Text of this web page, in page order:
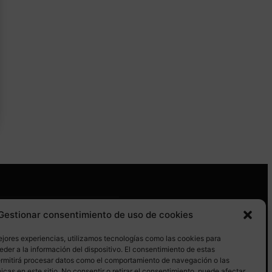
consentimiento de uso de cookies
experiencias, utilizamos tecnologías como las cookies para
a la información del dispositivo. El consentimiento de estas
procesar datos como el comportamiento de navegación o las
EN REDES SOCIALES